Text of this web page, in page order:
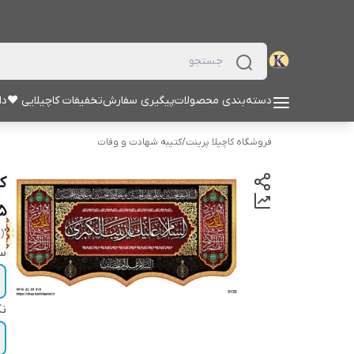
دسته‌بندی محصولاتپیگیری سفارشتخفیفات کاچیلایی ♥
فروشگاه کاچیلا پرینت/کتیبه شهادت و وفات
"zeinab (s.a)"